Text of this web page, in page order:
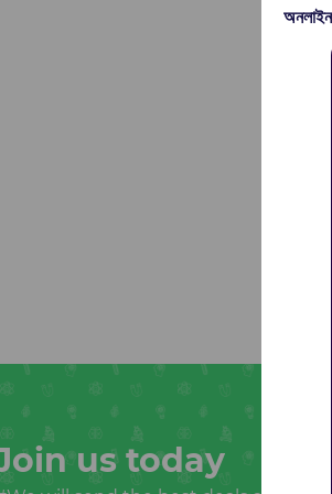
us today